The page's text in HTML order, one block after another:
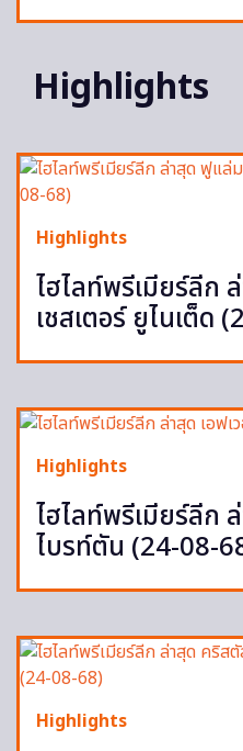
Highlights
Highlights
ไฮไลท์พรีเมียร์ลีก
เชสเตอร์ ยูไนเต็ด
Highlights
ไฮไลท์พรีเมียร์ลีก
ไบรท์ตัน (24-08-
Highlights